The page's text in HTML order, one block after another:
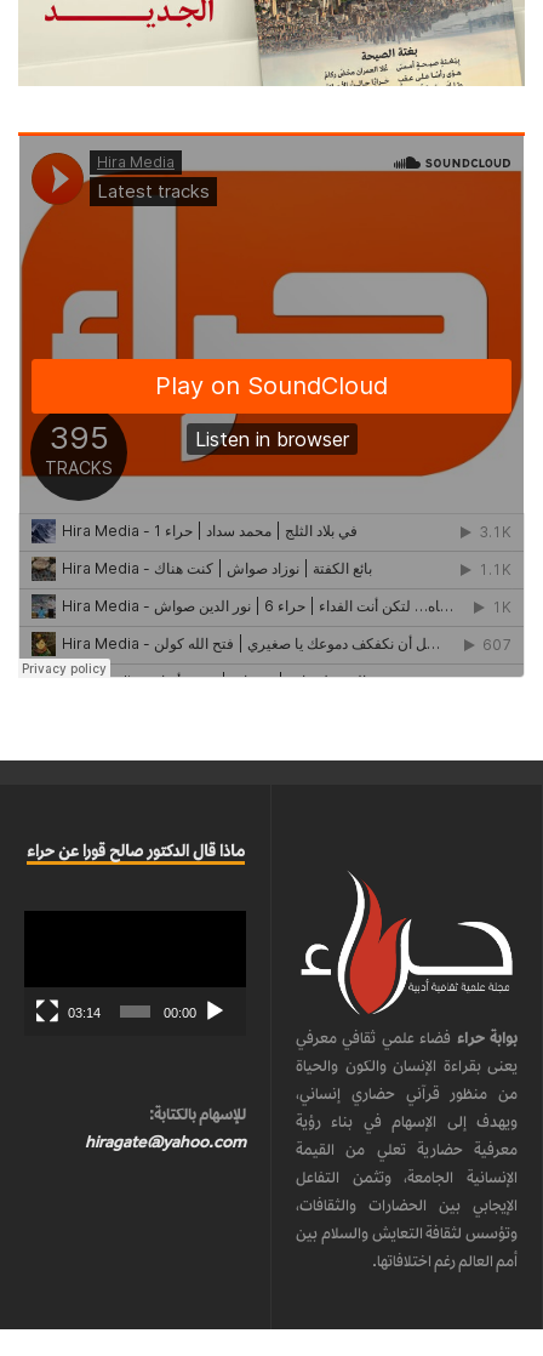
بوابة حراء فضاء علمي ثقافي معرفي
يعنى بقراءة الإنسان والكون والحياة
من منظور قرآني حضاري إنساني،
ويهدف إلى الإسهام في بناء رؤية
معرفية حضارية تعلي من القيمة
الإنسانية الجامعة، وتثمن التفاعل
الإيجابي بين الحضارات والثقافات،
وتؤسس لثقافة التعايش والسلام بين
أمم العالم رغم اختلافاتها.
ماذا قال الدكتور صالح قورا عن حراء
00:00
03:14
للإسهام بالكتابة:
hiragate@yahoo.com